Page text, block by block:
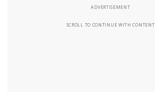
ADVERTISEMENT
SCROLL TO CONTINUE WITH CONTENT